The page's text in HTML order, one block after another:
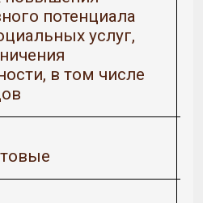
потенциала
услуг,
в том числе